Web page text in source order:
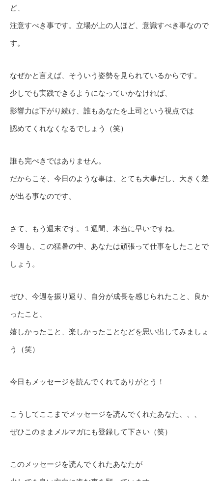
ど、
注意すべき事です。立場が上の人ほど、意識すべき事なので
す。
なぜかと言えば、そういう姿勢を見られているからです。
少しでも実践できるようになっていかなければ、
影響力は下がり続け、誰もあなたを上司という視点では
認めてくれなくなるでしょう（笑）
誰も完ぺきではありません。
だからこそ、今日のような事は、とても大事だし、大きく差
が出る事なのです。
さて、もう週末です。１週間、本当に早いですね。
今週も、この猛暑の中、あなたは頑張って仕事をしたことで
しょう。
ぜひ、今週を振り返り、自分が成長を感じられたこと、良か
ったこと、
嬉しかったこと、楽しかったことなどを思い出してみましょ
う（笑）
今日もメッセージを読んでくれてありがとう！
こうしてここまでメッセージを読んでくれたあなた、、、
ぜひこのままメルマガにも登録して下さい（笑）
このメッセージを読んでくれたあなたが